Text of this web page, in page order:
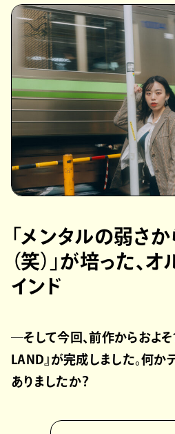
「メンタルの弱さ
（笑）」が培った、
インド
─そして今回、前作からおよ
LAND』が完成しました。何
ありましたか？